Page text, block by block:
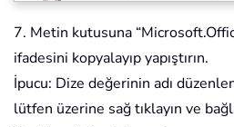
7. Metin kutusuna
ifadesini kopyalayıp yapıştırın.
İpucu: Dize değerinin adı
lütfen üzerine sağ tıklayın ve